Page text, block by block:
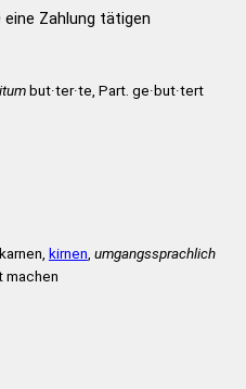
eine Zahlung tätigen
but·ter·te, Part. ge·but·tert
kirnen umgangssprachlich
machen